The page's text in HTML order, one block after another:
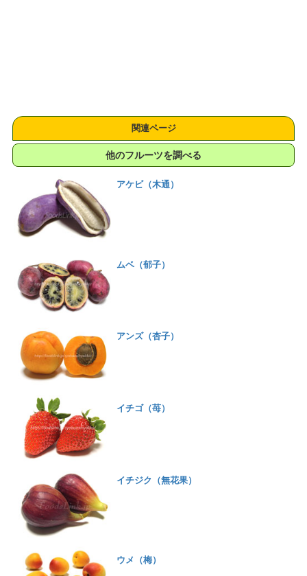
関連ページ
他のフルーツを調べる
アケビ（木通）
ムベ（郁子）
アンズ（杏子）
イチゴ（苺）
イチジク（無花果）
ウメ（梅）